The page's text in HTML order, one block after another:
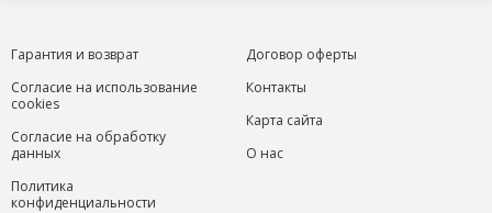
Гарантия и возврат
Согласие на использование
cookies
Согласие на обработку
данных
Политика
конфиденциальности
Договор оферты
Контакты
Карта сайта
О нас